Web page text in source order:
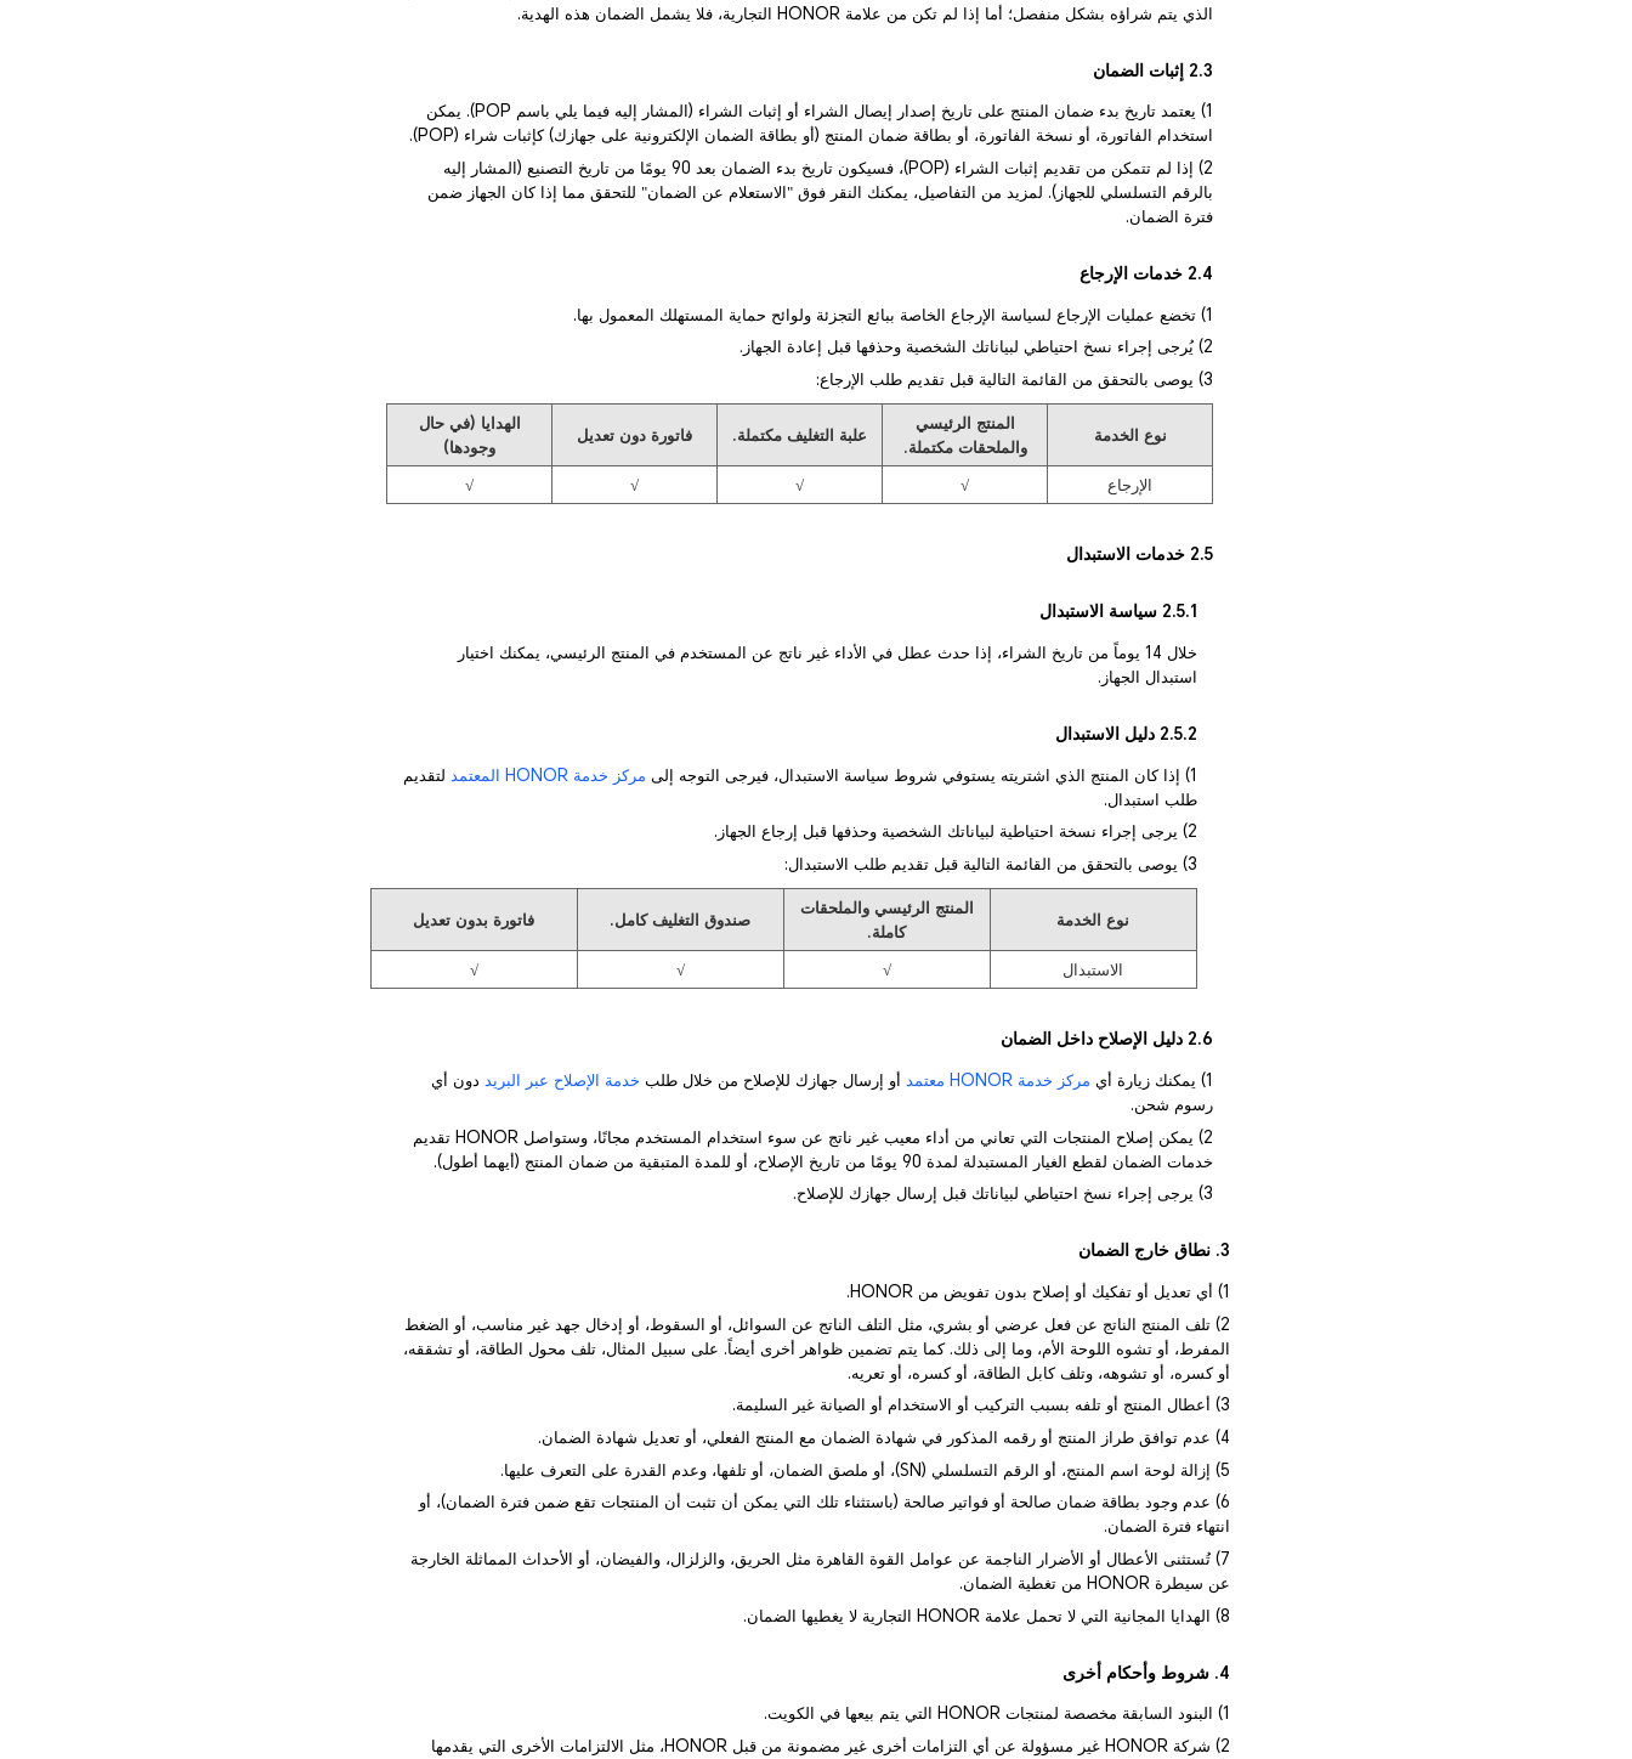
الذي يتم شراؤه بشكل منفصل؛ أما إذا لم تكن من علامة HONOR التجارية، فلا يشمل الضمان هذه الهدية.
2.3 إثبات الضمان
1) يعتمد تاريخ بدء ضمان المنتج على تاريخ إصدار إيصال الشراء أو إثبات الشراء (المشار إليه فيما يلي باسم POP). يمكن
استخدام الفاتورة، أو نسخة الفاتورة، أو بطاقة ضمان المنتج (أو بطاقة الضمان الإلكترونية على جهازك) كإثبات شراء (POP).
2) إذا لم تتمكن من تقديم إثبات الشراء (POP)، فسيكون تاريخ بدء الضمان بعد 90 يومًا من تاريخ التصنيع (المشار إليه
بالرقم التسلسلي للجهاز). لمزيد من التفاصيل، يمكنك النقر فوق "الاستعلام عن الضمان" للتحقق مما إذا كان الجهاز ضمن
فترة الضمان.
2.4 خدمات الإرجاع
1) تخضع عمليات الإرجاع لسياسة الإرجاع الخاصة ببائع التجزئة ولوائح حماية المستهلك المعمول بها.
2) يُرجى إجراء نسخ احتياطي لبياناتك الشخصية وحذفها قبل إعادة الجهاز.
3) يوصى بالتحقق من القائمة التالية قبل تقديم طلب الإرجاع:
نوع الخدمة
المنتج الرئيسي
والملحقات مكتملة.
علبة التغليف مكتملة. فاتورة دون تعديل
الهدايا (في حال
وجودها)
الإرجاع
√
√
√
√
2.5 خدمات الاستبدال
2.5.1 سياسة الاستبدال
خلال 14 يوماً من تاريخ الشراء، إذا حدث عطل في الأداء غير ناتج عن المستخدم في المنتج الرئيسي، يمكنك اختيار
استبدال الجهاز.
2.5.2 دليل الاستبدال
1) إذا كان المنتج الذي اشتريته يستوفي شروط سياسة الاستبدال، فيرجى التوجه إلى مركز خدمة HONOR المعتمد
لتقديم
طلب استبدال.
2) يرجى إجراء نسخة احتياطية لبياناتك الشخصية وحذفها قبل إرجاع الجهاز.
3) يوصى بالتحقق من القائمة التالية قبل تقديم طلب الاستبدال:
نوع الخدمة
المنتج الرئيسي والملحقات
كاملة.
صندوق التغليف كامل. فاتورة بدون تعديل
الاستبدال √
√
√
2.6 دليل الإصلاح داخل الضمان
1) يمكنك زيارة أي مركز خدمة HONOR معتمد أو إرسال جهازك للإصلاح من خلال طلب خدمة الإصلاح عبر البريد دون أي
رسوم شحن.
2) يمكن إصلاح المنتجات التي تعاني من أداء معيب غير ناتج عن سوء استخدام المستخدم مجانًا، وستواصل HONOR تقديم
خدمات الضمان لقطع الغيار المستبدلة لمدة 90 يومًا من تاريخ الإصلاح، أو للمدة المتبقية من ضمان المنتج (أيهما أطول).
3) يرجى إجراء نسخ احتياطي لبياناتك قبل إرسال جهازك للإصلاح.
3. نطاق خارج الضمان
1) أي تعديل أو تفكيك أو إصلاح بدون تفويض من HONOR.
2) تلف المنتج الناتج عن فعل عرضي أو بشري، مثل التلف الناتج عن السوائل، أو السقوط، أو إدخال جهد غير مناسب، أو الضغط
المفرط، أو تشوه اللوحة الأم، وما إلى ذلك. كما يتم تضمين ظواهر أخرى أيضاً. على سبيل المثال، تلف محول الطاقة، أو تشققه،
أو كسره، أو تشوهه، وتلف كابل الطاقة، أو كسره، أو تعريه.
3) أعطال المنتج أو تلفه بسبب التركيب أو الاستخدام أو الصيانة غير السليمة.
4) عدم توافق طراز المنتج أو رقمه المذكور في شهادة الضمان مع المنتج الفعلي، أو تعديل شهادة الضمان.
5) إزالة لوحة اسم المنتج، أو الرقم التسلسلي (SN)، أو ملصق الضمان، أو تلفها، وعدم القدرة على التعرف عليها.
6) عدم وجود بطاقة ضمان صالحة أو فواتير صالحة (باستثناء تلك التي يمكن أن تثبت أن المنتجات تقع ضمن فترة الضمان)، أو
انتهاء فترة الضمان.
7) تُستثنى الأعطال أو الأضرار الناجمة عن عوامل القوة القاهرة مثل الحريق، والزلزال، والفيضان، أو الأحداث المماثلة الخارجة
عن سيطرة HONOR من تغطية الضمان.
8) الهدايا المجانية التي لا تحمل علامة HONOR التجارية لا يغطيها الضمان.
4. شروط وأحكام أخرى
1) البنود السابقة مخصصة لمنتجات HONOR التي يتم بيعها في الكويت.
2) شركة HONOR غير مسؤولة عن أي التزامات أخرى غير مضمونة من قبل HONOR، مثل الالتزامات الأخرى التي يقدمها